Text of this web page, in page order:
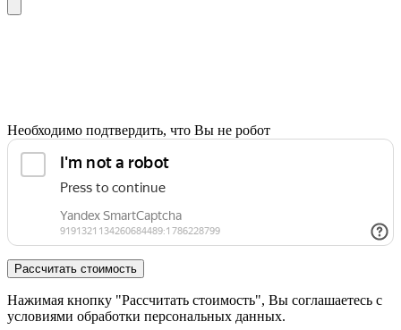
Необходимо подтвердить, что Вы не робот
Нажимая кнопку "Рассчитать стоимость", Вы соглашаетесь с
условиями обработки персональных данных.